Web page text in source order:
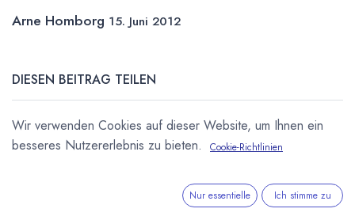
Arne Homborg 15. Juni 2012
DIESEN BEITRAG TEILEN
Wir verwenden Cookies auf dieser Website, um Ihnen ein
besseres Nutzererlebnis zu bieten.
Cookie-Richtlinien
Nur essentielle Ich stimme zu